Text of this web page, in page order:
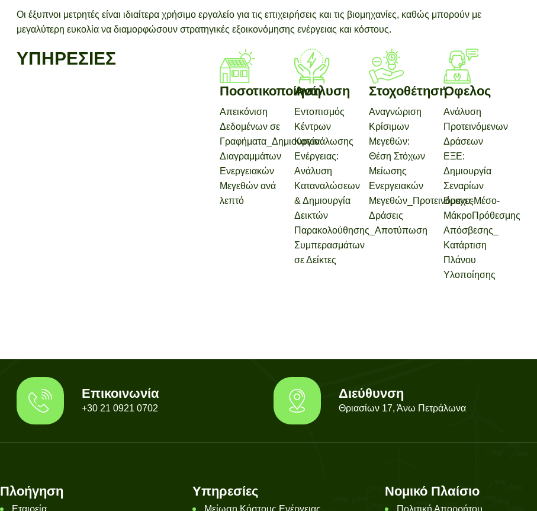
Οι έξυπνοι μετρητές είναι ιδιαίτερα χρήσιμο εργαλείο για τις επιχειρήσεις και τις βιομηχανίες, καθώς μπορούν με
μεγαλύτερη ευκολία να διαμορφώσουν στρατηγικές εξοικονόμησης ενέργειας και κόστους.
ΥΠΗΡΕΣΙΕΣ
Ποσοτικοποίηση
Απεικόνιση
Δεδομένων σε
Γραφήματα_Δημιουργία
Διαγραμμάτων
Ενεργειακών
Μεγεθών ανά
λεπτό
Ανάλυση
Εντοπισμός
Κέντρων
Κατανάλωσης
Ενέργειας:
Ανάλυση
Καταναλώσεων
& Δημιουργία
Δεικτών
Παρακολούθησης_Αποτύπωση
Συμπερασμάτων
σε Δείκτες
Στοχοθέτηση
Αναγνώριση
Κρίσιμων
Μεγεθών:
Θέση Στόχων
Μείωσης
Ενεργειακών
Μεγεθών_Προτεινόμενες
Δράσεις
Όφελος
Ανάλυση
Προτεινόμενων
Δράσεων
ΕΞΕ:
Δημιουργία
Σεναρίων
Βραχυ-Μέσο-
ΜάκροΠρόθεσμης
Απόσβεσης_
Κατάρτιση
Πλάνου
Υλοποίησης
Επικοινωνία
+30 21 0921 0702
Διεύθυνση
Θριασίων 17, Άνω Πετράλωνα
Πλοήγηση Υπηρεσίες Νομικό Πλαίσιο